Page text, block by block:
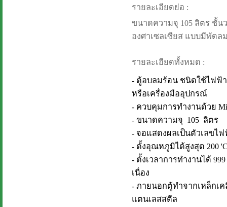
รายละเอียดย่อ :
ขนาดความจุ 105 ลิตร ชั้น
องศาเซลเซียส แบบมีพัดล
รายละเอียดทั้งหมด :
- ตู้อบลมร้อน ชนิดใช้ไฟฟ้า
หรือเครื่องมืออุปกรณ์
- ควบคุมการทำงานด้วย
- ขนาดความจุ 105 ลิตร
- จอแสดงผลเป็นตัวเลขไฟ
- ตั้งอุณหภูมิได้สูงสุด 200
- ตั้งเวลาการทำงานได้
เนื่อง
- ภายนอกตู้ทำจากเหล็กเ
แตนเลสสตีล